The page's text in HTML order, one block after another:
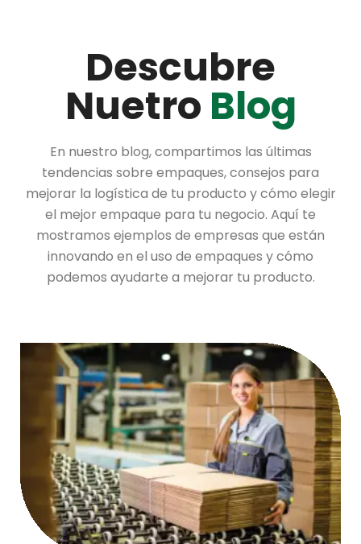
Descubre
Nuetro Blog
En nuestro blog, compartimos las últimas
tendencias sobre empaques, consejos para
mejorar la logística de tu producto y cómo elegir
el mejor empaque para tu negocio. Aquí te
mostramos ejemplos de empresas que están
innovando en el uso de empaques y cómo
podemos ayudarte a mejorar tu producto.